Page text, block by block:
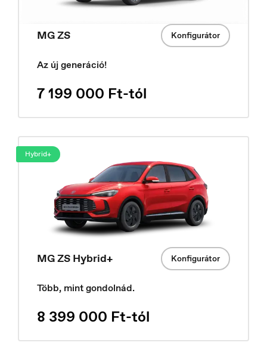
Danmark
MG ZS Konfigurátor
Az új generáció!
7 199 000 Ft-tól
Hybrid+
MG ZS Hybrid+ Konfigurátor
Több, mint gondolnád.
8 399 000 Ft-tól